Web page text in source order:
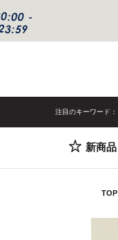
注目のキーワード：
新商品
TOP